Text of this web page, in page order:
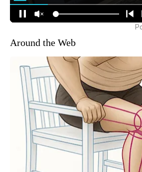
Around the Web